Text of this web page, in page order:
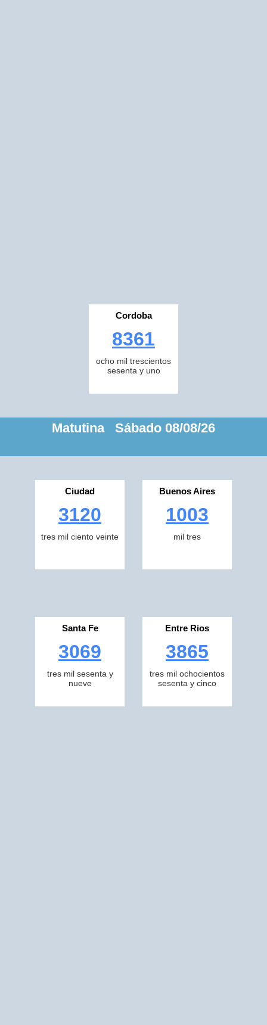
Cordoba
8361
ocho mil trescientos
sesenta y uno
Matutina Sábado 08/08/26
Ciudad
3120
tres mil ciento veinte
Buenos Aires
1003
mil tres
Santa Fe
3069
tres mil sesenta y
nueve
Entre Rios
3865
tres mil ochocientos
sesenta y cinco